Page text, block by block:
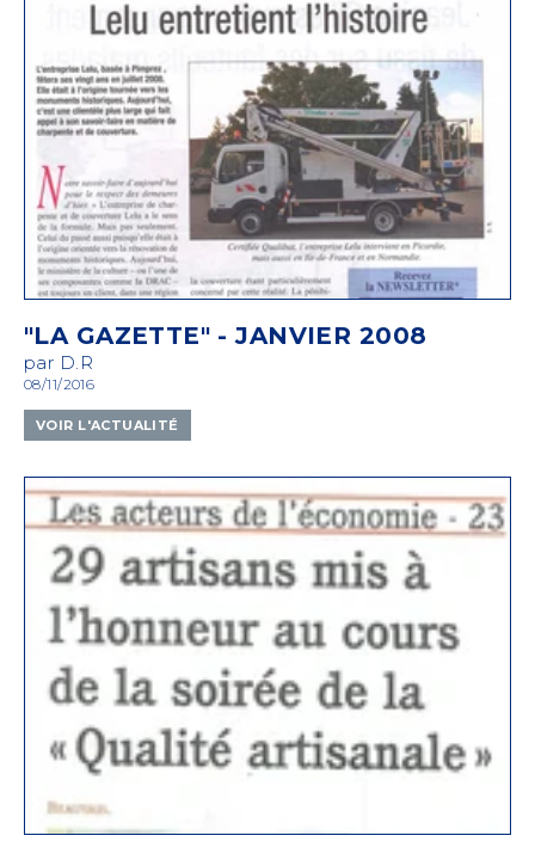
"LA GAZETTE" - JANVIER 2008
par D.R
08/11/2016
VOIR L'ACTUALITÉ